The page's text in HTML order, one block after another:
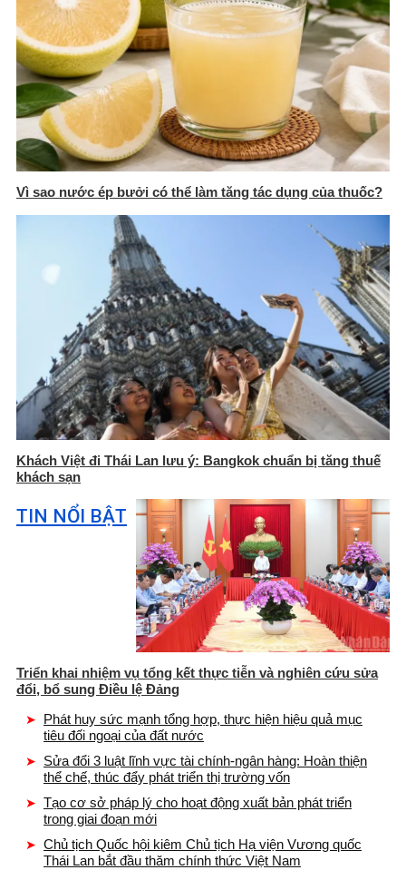
Vì sao nước ép bưởi có thể làm tăng tác dụng của thuốc?
Khách Việt đi Thái Lan lưu ý: Bangkok chuẩn bị tăng thuế
khách sạn
TIN NỔI BẬT
Triển khai nhiệm vụ tổng kết thực tiễn và nghiên cứu sửa
đổi, bổ sung Điều lệ Đảng
Phát huy sức mạnh tổng hợp, thực hiện hiệu quả mục
tiêu đối ngoại của đất nước
Sửa đổi 3 luật lĩnh vực tài chính-ngân hàng: Hoàn thiện
thể chế, thúc đẩy phát triển thị trường vốn
Tạo cơ sở pháp lý cho hoạt động xuất bản phát triển
trong giai đoạn mới
Chủ tịch Quốc hội kiêm Chủ tịch Hạ viện Vương quốc
Thái Lan bắt đầu thăm chính thức Việt Nam